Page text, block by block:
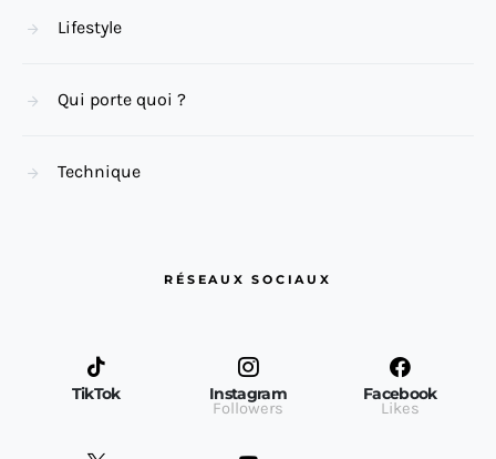
Lifestyle
Qui porte quoi ?
Technique
RÉSEAUX SOCIAUX
TikTok Instagram
Followers
Facebook
Likes